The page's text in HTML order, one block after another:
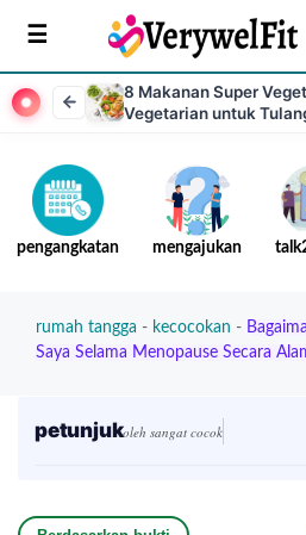
8 Makanan Super
Vegetarian untuk
pengangkatan mengajukan
rumah tangga - kecocokan -
Saya Selama Menopause Secara
petunjukoleh sangat cocok